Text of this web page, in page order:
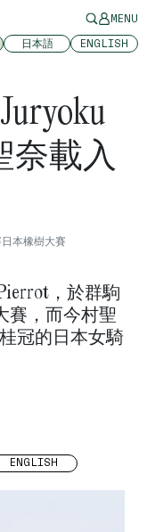
MENU
日本語 ENGLISH
奈載入
本橡樹大賽
，於群駒
賽，而今村聖
冠的日本女騎
ENGLISH